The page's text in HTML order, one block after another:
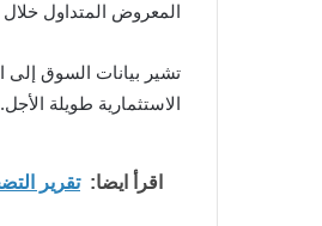
المعروض المتداول خلال
تشير بيانات السوق إلى
الاستثمارية طويلة الأجل.
اقرأ ايضا: تقرير